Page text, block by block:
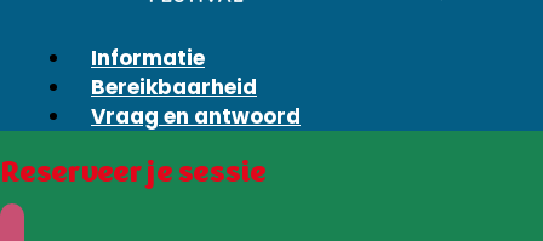
Informatie
Bereikbaarheid
Vraag en antwoord
Reserveer je sessie